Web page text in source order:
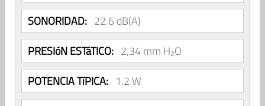
SONORIDAD: 22.6 dB(A)
PRESIóN ESTáTICO: 2,34 mm H₂O
POTENCIA TíPICA: 1.2 W